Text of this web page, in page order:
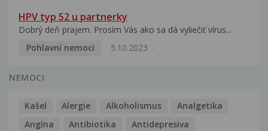
HPV typ 52 u partnerky
Dobrý deň prajem. Prosím Vás ako sa dá vyliečiť vírus...
Pohlavní nemoci
5.10.2023
NEMOCI
Kašel Alergie Alkoholismus
Analgetika
Angína
Antibiotika
Antidepresiva